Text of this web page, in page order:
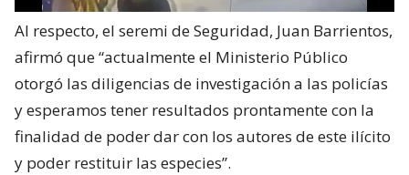
Al respecto, el seremi de Seguridad, Juan Barrientos,
afirmó que “actualmente el Ministerio Público
otorgó las diligencias de investigación a las policías
y esperamos tener resultados prontamente con la
finalidad de poder dar con los autores de este ilícito
y poder restituir las especies”.